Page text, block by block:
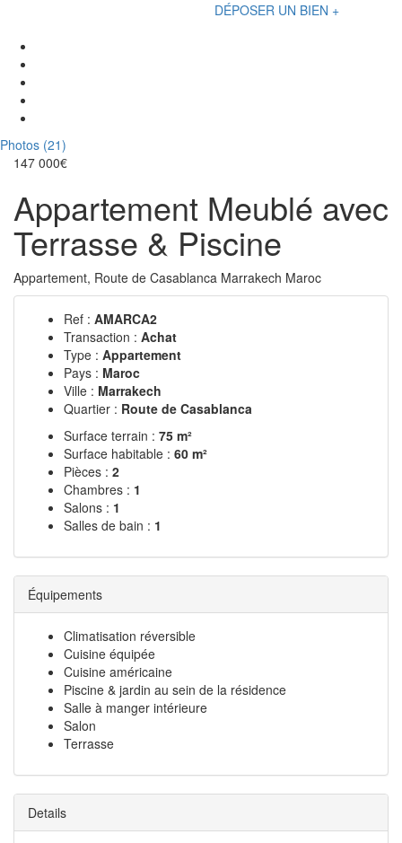
DÉPOSER UN BIEN +
Photos (21)
147 000€
Appartement Meublé avec
Terrasse & Piscine
Appartement, Route de Casablanca Marrakech Maroc
Ref : AMARCA2
Transaction : Achat
Type : Appartement
Pays : Maroc
Ville : Marrakech
Quartier : Route de Casablanca
Surface terrain : 75 m²
Surface habitable : 60 m²
Pièces : 2
Chambres : 1
Salons : 1
Salles de bain : 1
Équipements
Climatisation réversible
Cuisine équipée
Cuisine américaine
Piscine & jardin au sein de la résidence
Salle à manger intérieure
Salon
Terrasse
Details